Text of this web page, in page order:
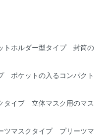
トホルダー型タイプ 封筒の
ポケットの入るコンパクト
タイプ 立体マスク用のマス
ツマスクタイプ プリーツマ